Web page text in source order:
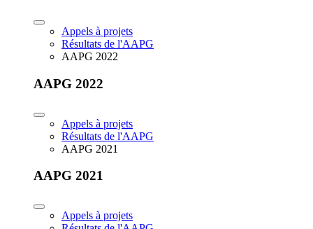
Appels à projets
Résultats de l'AAPG
AAPG 2022
AAPG 2022
Appels à projets
Résultats de l'AAPG
AAPG 2021
AAPG 2021
Appels à projets